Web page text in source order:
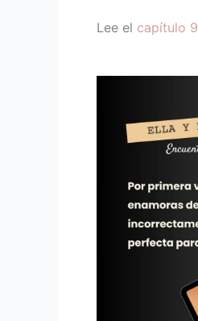
Lee el capítulo 9